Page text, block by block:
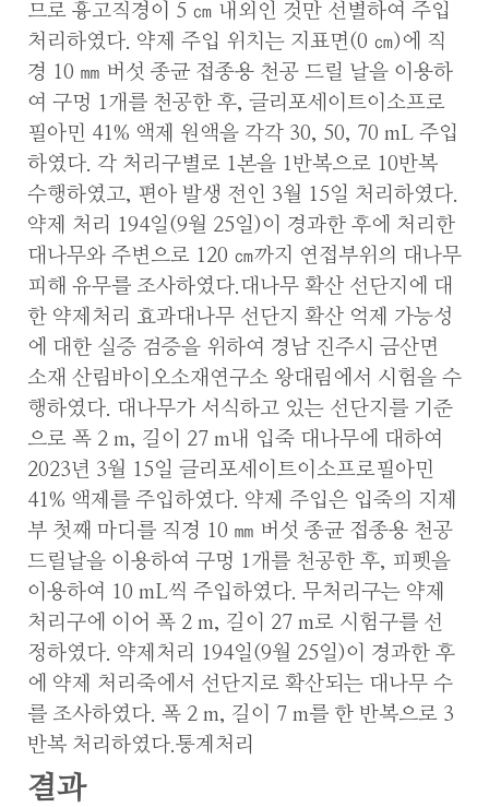
므로 흉고직경이 5 ㎝ 내외인 것만 선별하여 주입
처리하였다. 약제 주입 위치는 지표면(0 ㎝)에 직
경 10 ㎜ 버섯 종균 접종용 천공 드릴 날을 이용하
여 구멍 1개를 천공한 후, 글리포세이트이소프로
필아민 41% 액제 원액을 각각 30, 50, 70 mL 주입
하였다. 각 처리구별로 1본을 1반복으로 10반복
수행하였고, 편아 발생 전인 3월 15일 처리하였다.
약제 처리 194일(9월 25일)이 경과한 후에 처리한
대나무와 주변으로 120 ㎝까지 연접부위의 대나무
피해 유무를 조사하였다.대나무 확산 선단지에 대
한 약제처리 효과대나무 선단지 확산 억제 가능성
에 대한 실증 검증을 위하여 경남 진주시 금산면
소재 산림바이오소재연구소 왕대림에서 시험을 수
행하였다. 대나무가 서식하고 있는 선단지를 기준
으로 폭 2 m, 길이 27 m내 입죽 대나무에 대하여
2023년 3월 15일 글리포세이트이소프로필아민
41% 액제를 주입하였다. 약제 주입은 입죽의 지제
부 첫째 마디를 직경 10 ㎜ 버섯 종균 접종용 천공
드릴날을 이용하여 구멍 1개를 천공한 후, 피펫을
이용하여 10 mL씩 주입하였다. 무처리구는 약제
처리구에 이어 폭 2 m, 길이 27 m로 시험구를 선
정하였다. 약제처리 194일(9월 25일)이 경과한 후
에 약제 처리죽에서 선단지로 확산되는 대나무 수
를 조사하였다. 폭 2 m, 길이 7 m를 한 반복으로 3
반복 처리하였다.통계처리
결과